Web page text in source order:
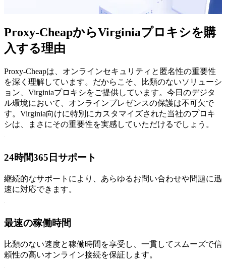
Proxy-CheapからVirginiaプロキシを購
入する理由
Proxy-Cheapは、オンラインセキュリティと匿名性の重要性
を深く理解しています。だからこそ、比類のないソリューシ
ョン、Virginiaプロキシをご提供しています。今日のデジタ
ル環境において、オンラインプレゼンスの保護は不可欠で
す。Virginia向けに特別にカスタマイズされた当社のプロキ
シは、まさにその重要性を実感していただけるでしょう。
24時間365日サポート
継続的なサポートにより、あらゆるお問い合わせや問題に迅
速に対応できます。
最速の稼働時間
比類のない速度と稼働時間を享受し、一貫してスムーズで信
頼性の高いオンライン接続を保証します。